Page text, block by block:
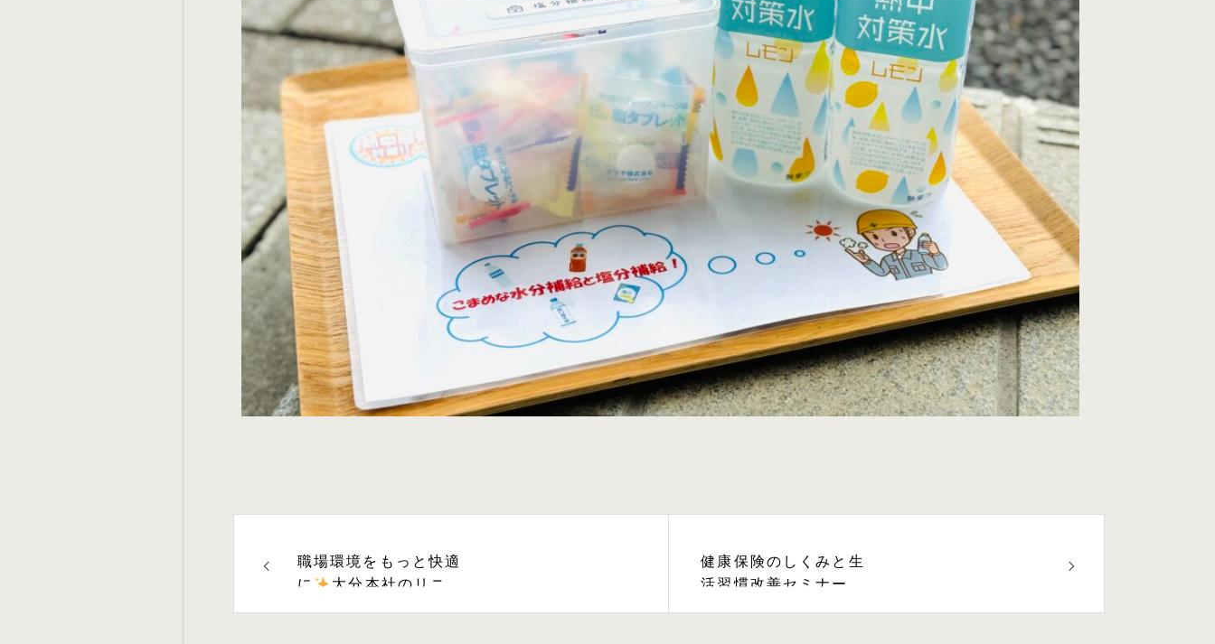
職場環境をもっと快適
に
大分本社のリニュ
健康保険のしくみと生
活習慣改善セミナーを